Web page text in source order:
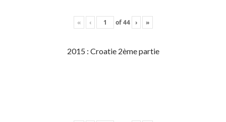
« ‹ of44 › »
2015 : Croatie 2ème partie